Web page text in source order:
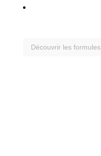
Découvrir les formules